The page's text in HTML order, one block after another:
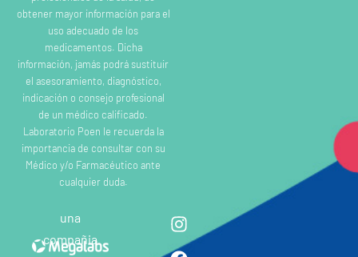
obtener mayor información para el
uso adecuado de los
medicamentos. Dicha
información, jamás podrá sustituir
el asesoramiento, diagnóstico,
indicación o consejo profesional
de un médico calificado.
Laboratorio Poen le recuerda la
importancia de consultar con su
Médico y/o Farmacéutico ante
cualquier duda.
una
compañia